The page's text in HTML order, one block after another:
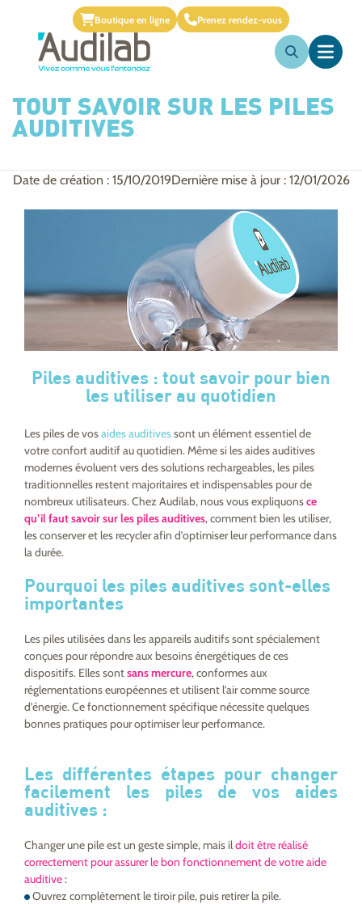
Boutique en ligne Prenez rendez-vous
TOUT SAVOIR SUR LES PILES
AUDITIVES
Date de création : 15/10/2019Dernière mise à jour : 12/01/2026
Piles auditives : tout savoir pour bien
les utiliser au quotidien
Les piles de vosaides auditivessont un élément essentiel de
votre confort auditif au quotidien. Même si les aides auditives
modernes évoluent vers des solutions rechargeables, les piles
traditionnelles restent majoritaires et indispensables pour de
nombreux utilisateurs. Chez Audilab, nous vous expliquonsce
qu’il faut savoir sur les piles auditives, comment bien les utiliser,
les conserver et les recycler afin d’optimiser leur performance dans
la durée.
Pourquoi les piles auditives sont-elles
importantes
Les piles utilisées dans les appareils auditifs sont spécialement
conçues pour répondre aux besoins énergétiques de ces
dispositifs. Elles sontsans mercure, conformes aux
réglementations européennes et utilisent l’air comme source
d’énergie. Ce fonctionnement spécifique nécessite quelques
bonnes pratiques pour optimiser leur performance.
Les différentes étapes pour changer
facilement les piles de vos aides
auditives :
Changer une pile est un geste simple, mais ildoit être réalisé
correctement pour assurer le bon fonctionnement de votre aide
auditive:
Ouvrez complètement le tiroir pile, puis retirer la pile.